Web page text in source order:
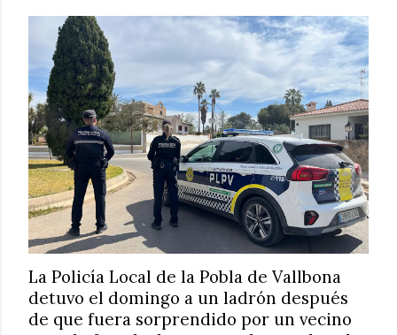
La Policía Local de la Pobla de Vallbona
detuvo el domingo a un ladrón después
de que fuera sorprendido por un vecino